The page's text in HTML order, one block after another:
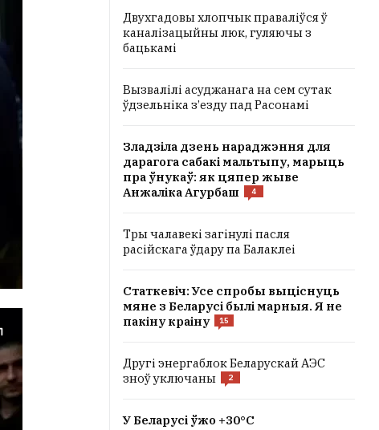
Двухгадовы хлопчык праваліўся ў
каналізацыйны люк, гуляючы з
бацькамі
Вызвалілі асуджанага на сем сутак
ўдзельніка з’езду пад Расонамі
Зладзіла дзень нараджэння для
дарагога сабакі мальтыпу, марыць
пра ўнукаў: як цяпер жыве
Анжаліка Агурбаш
4
Тры чалавекі загінулі пасля
расійскага ўдару па Балаклеі
Статкевіч: Усе спробы выціснуць
мяне з Беларусі былі марныя. Я не
пакіну краіну
15
Другі энергаблок Беларускай АЭС
зноў уключаны
2
У Беларусі ўжо +30°С